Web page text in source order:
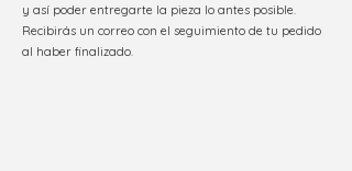
y así poder entregarte la pieza lo antes posible.
Recibirás un correo con el seguimiento de tu pedido
al haber finalizado.